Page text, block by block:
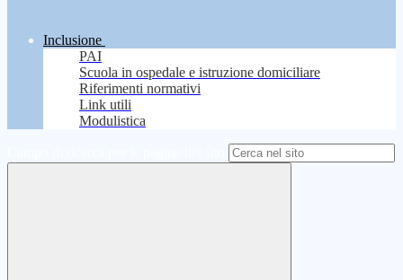
Inclusione
PAI
Scuola in ospedale e istruzione domiciliare
Riferimenti normativi
Link utili
Modulistica